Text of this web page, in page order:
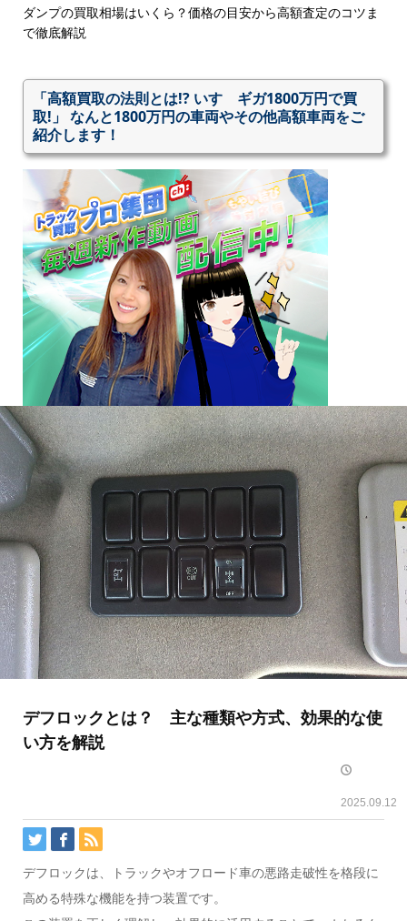
デフロックとは？ 主な種類や方式、効果的な使
い方を解説
2025.09.12
デフロックは、トラックやオフロード車の悪路走破性を格段に
高める特殊な機能を持つ装置です。
ダンプの買取相場はいくら？価格の目安から高額査定のコツま
で徹底解説
「高額買取の法則とは!? いすゞギガ1800万円で買
取!」 なんと1800万円の車両やその他高額車両をご
紹介します！